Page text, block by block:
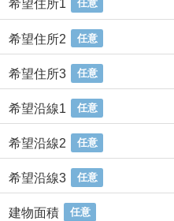
希望住所1 任意
希望住所2 任意
希望住所3 任意
希望沿線1 任意
希望沿線2 任意
希望沿線3 任意
建物面積 任意